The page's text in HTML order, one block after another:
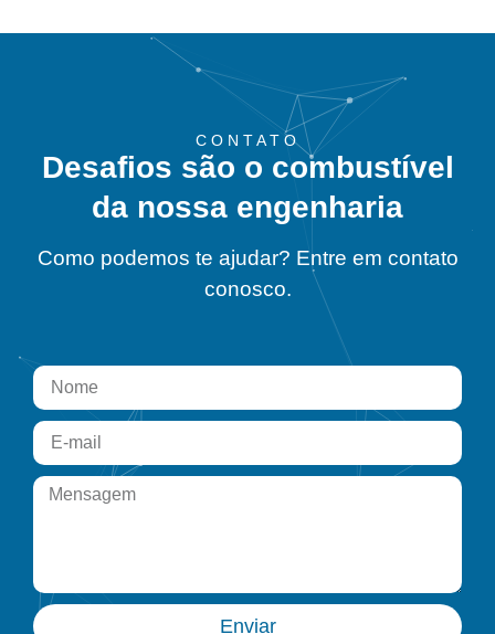
CONTATO
Desafios são o combustível
da nossa engenharia
Como podemos te ajudar? Entre em contato
conosco.
Enviar